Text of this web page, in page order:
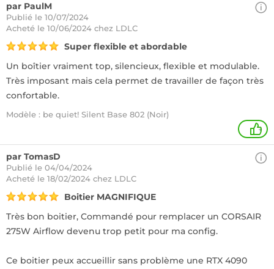
par PaulM
Publié le 10/07/2024
Acheté le 10/06/2024 chez LDLC
Super flexible et abordable
Un boîtier vraiment top, silencieux, flexible et modulable.
Très imposant mais cela permet de travailler de façon très
confortable.
Modèle : be quiet! Silent Base 802 (Noir)
+
par TomasD
Publié le 04/04/2024
Acheté le 18/02/2024 chez LDLC
Boitier MAGNIFIQUE
Très bon boitier, Commandé pour remplacer un CORSAIR
275W Airflow devenu trop petit pour ma config.
Ce boitier peux accueillir sans problème une RTX 4090